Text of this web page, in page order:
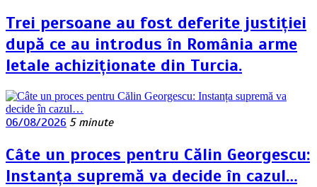
Trei persoane au fost deferite justiției
după ce au introdus în România arme
letale achiziționate din Turcia.
06/08/2026 5 minute
Câte un proces pentru Călin Georgescu:
Instanța supremă va decide în cazul…